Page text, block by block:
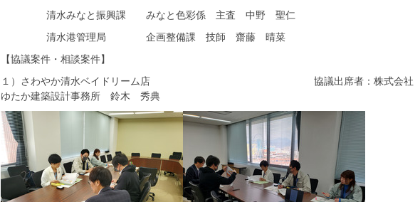
清水みなと振興課 みなと色彩係 主査 中野 聖仁
清水港管理局 企画整備課 技師 齋藤 晴菜
【協議案件・相談案件】
１）さわやか清水ベイドリーム店 協議出席者：株式会社
ゆたか建築設計事務所 鈴木 秀典